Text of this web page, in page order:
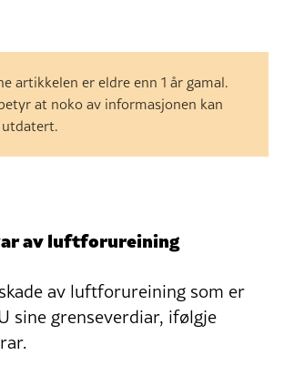
artikkelen er eldre enn 1 år gamal.
at noko av informasjonen kan
av luftforureining
av luftforureining som er
sine grenseverdiar, ifølgje